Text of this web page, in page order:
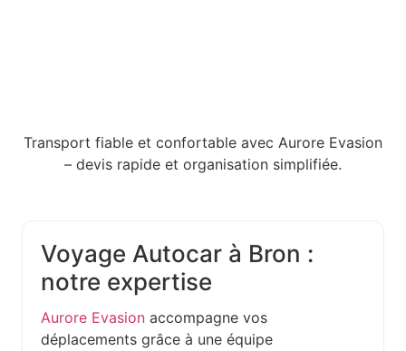
Transport fiable et confortable avec Aurore Evasion
– devis rapide et organisation simplifiée.
Voyage Autocar à Bron :
notre expertise
Aurore Evasion accompagne vos
déplacements grâce à une équipe